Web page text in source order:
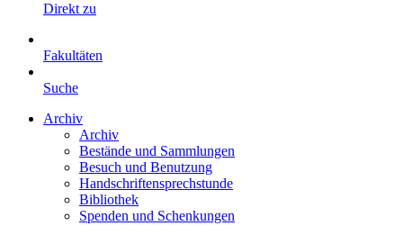
Direkt zu
Fakultäten
Suche
Archiv
Archiv
Bestände und Sammlungen
Besuch und Benutzung
Handschriftensprechstunde
Bibliothek
Spenden und Schenkungen